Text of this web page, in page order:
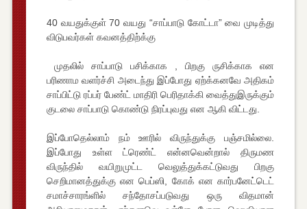
40 வயதுக்குள் 70 வயது “சாப்பாடு கோட்டா” வை முடித்து
விடுபவர்கள் கவனத்திற்க்கு
முதலில் சாப்பாடு பசிக்காக , பிறகு ருசிக்காக என
பரிணாம வளர்ச்சி அடைந்து இப்போது ஏற்க்கனவே அதிகம்
சாப்பிட்டு ரப்பர் பேண்ட் மாதிரி பெரிதாக்கி வைத்துஇருக்கும்
குடலை சாப்பாடு கொண்டு நிரப்புவது என ஆகி விட்டது.
இப்போதெல்லாம் நம் ஊரில் விருந்துக்கு பஞ்சமில்லை.
இப்போது உள்ள ட்ரெண்ட் என்னவென்றால் திருமண
விருந்தில் வயிறுமுட்ட வெலுத்துக்கட்டுவது பிறகு
செறிமானத்துக்கு என பெப்ஸி, கோக் என கார்பனேட்டெட்
சமாச்சாரங்ளில் சந்தோசப்படுவது ஒரு விதமான்